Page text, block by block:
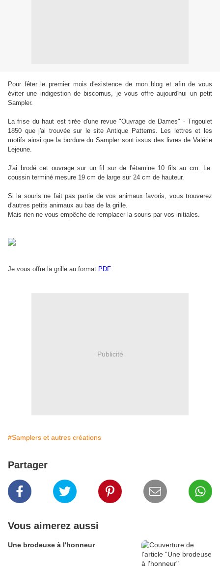
Pour fêter le premier mois d'existence de mon blog et afin de vous
éviter une indigestion de biscornus, je vous offre aujourd'hui un petit
Sampler.
La frise du haut est tirée d'une revue "Ouvrage de Dames" - Trigoulet
1850 que j'ai trouvée sur le site Antique Patterns. Les lettres et les
motifs ainsi que la bordure du Sampler sont issus des livres de Valérie
Lejeune.
J'ai brodé cet ouvrage sur un fil sur de l'étamine 10 fils au cm. Le
coussin terminé mesure 19 cm de large sur 24 cm de hauteur.
Si la souris ne fait pas partie de vos animaux favoris, vous trouverez
d'autres petits animaux au bas de la grille.
Mais rien ne vous empêche de remplacer la souris par vos initiales.
Je vous offre la grille au format PDF
Publicité
#Samplers et autres créations
Partager
Vous aimerez aussi
Une brodeuse à l'honneur